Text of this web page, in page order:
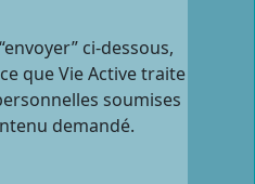
ci-dessous,
que Vie Active traite
soumises
demandé.